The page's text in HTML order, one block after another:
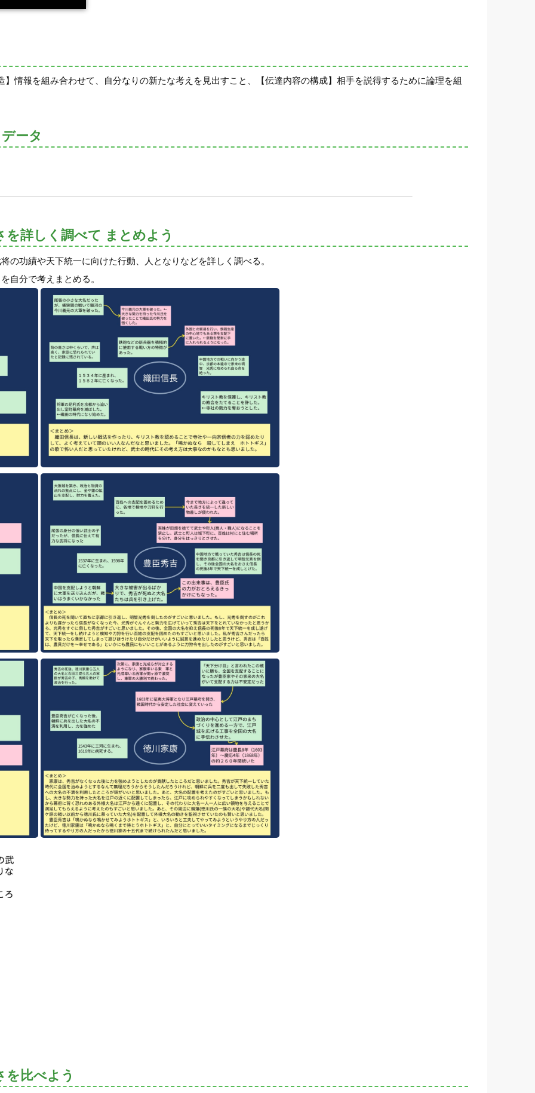
情報を組み合わせて、自分なりの新たな考えを見出すこと、【伝達内容の構成】相手を説得するために論理を組
ータ
を詳しく調べて まとめよう
の功績や天下統一に向けた行動、人となりなどを詳しく調べる。
自分で考えまとめる。
を比べよう